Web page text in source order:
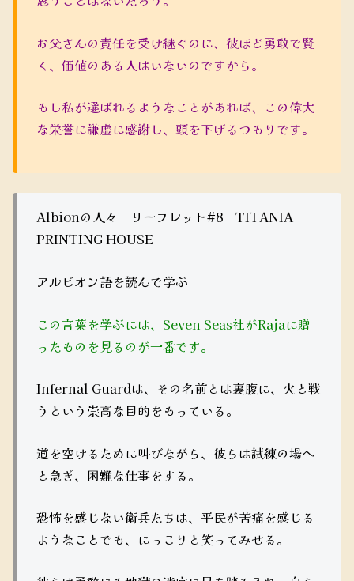
お父さんの責任を受け継ぐのに、彼ほど勇敢で賢
く、価値のある人はいないのですから。
もし私が選ばれるようなことがあれば、この偉大
な栄誉に謙虚に感謝し、頭を下げるつもりです。
Albionの人々 リーフレット#8 TITANIA
PRINTING HOUSE
アルビオン語を読んで学ぶ
この言葉を学ぶには、Seven Seas社がRajaに贈
ったものを見るのが一番です。
Infernal Guardは、その名前とは裏腹に、火と戦
うという崇高な目的をもっている。
道を空けるために叫びながら、彼らは試練の場へ
と急ぎ、困難な仕事をする。
恐怖を感じない衛兵たちは、平民が苦痛を感じる
ようなことでも、にっこりと笑ってみせる。